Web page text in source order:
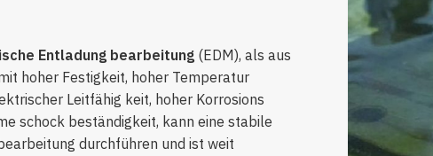
Entladung bearbeitung (EDM), als aus
hoher Festigkeit, hoher Temperatur
Leitfähig keit, hoher Korrosions
schock beständigkeit, kann eine stabile
durchführen und ist weit